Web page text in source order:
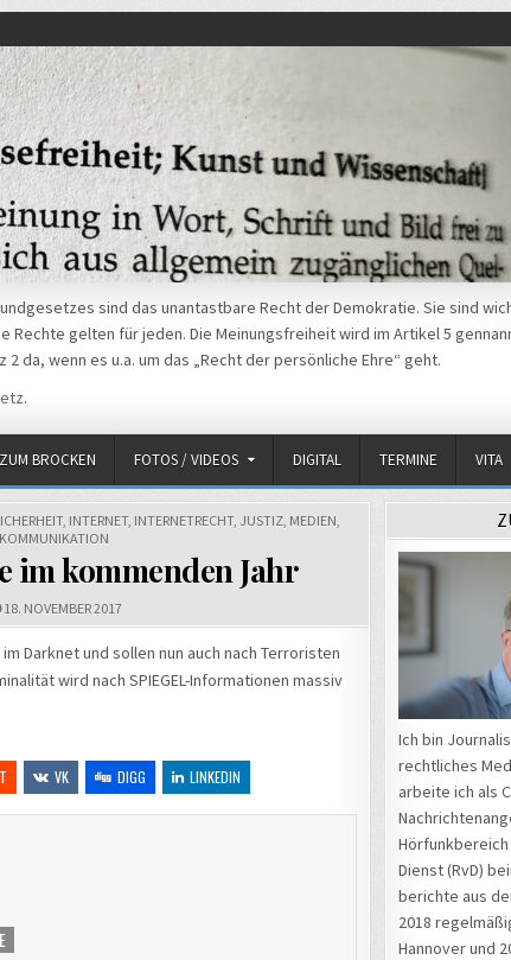
sind das unantastbare Recht der Demokratie. Sie sind
Rechte gelten für jeden. Die Meinungsfreiheit wird im Artikel 5
da, wenn es u.a. um das „Recht der persönliche Ehre“ geht.
.
BROCKEN FOTOS / VIDEOS DIGITAL TERMINE VITA
, INTERNET, INTERNETRECHT, JUSTIZ MEDIEN
im kommenden Jahr
18. NOVEMBER 2017
Darknet und sollen nun auch nach Terroristen
wird nach SPIEGEL-Informationen massiv
VK DIGG LINKEDIN
Ich bin
rechtliches
arbeite ich als
Dienst (RvD)
berichte aus
2018
Hannover und